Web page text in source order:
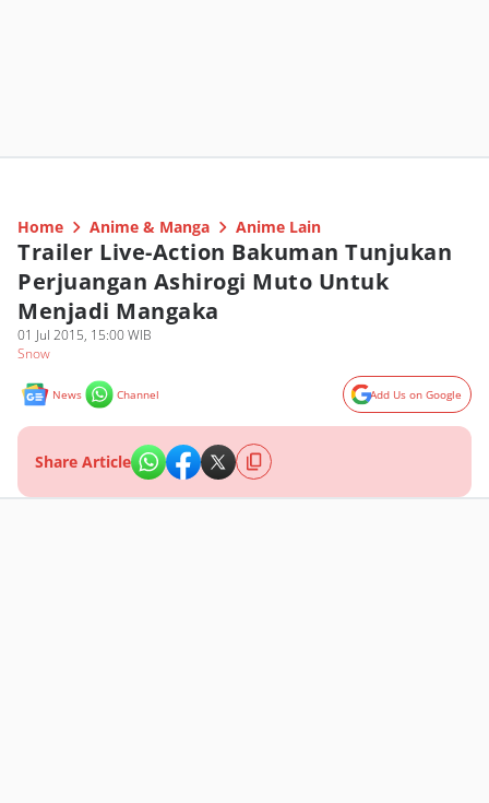
Home Anime & Manga Anime Lain
Trailer Live-Action Bakuman Tunjukan
Perjuangan Ashirogi Muto Untuk
Menjadi Mangaka
01 Jul 2015, 15:00 WIB
Snow
News Channel Add Us on Google
Share Article